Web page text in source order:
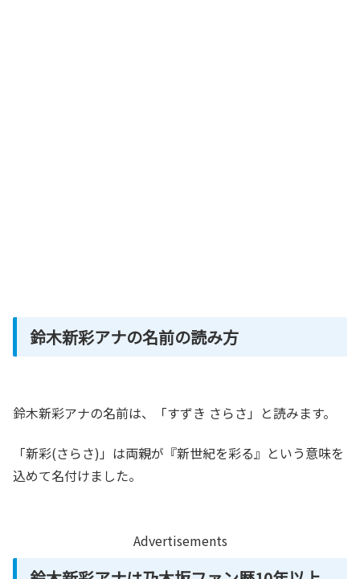
鈴木新彩アナの名前の読み方
鈴木新彩アナの名前は、「すずき さらさ」と読みます。
「新彩(さらさ)」は両親が『新世紀を彩る』という意味を
込めて名付けました。
Advertisements